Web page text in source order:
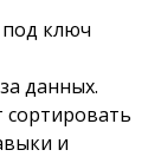
ключ
данных.
и